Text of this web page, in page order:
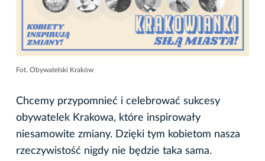
Fot. Obywatelski Kraków
Chcemy przypomnieć i celebrować sukcesy
obywatelek Krakowa, które inspirowały
niesamowite zmiany. Dzięki tym kobietom nasza
rzeczywistość nigdy nie będzie taka sama.